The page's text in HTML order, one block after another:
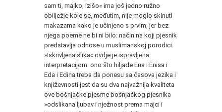
sam ti, majko, izišo« ima još jedno ružno
obilježje koje se, međutim, nije moglo skinuti
makazama kako je učinjeno s prvim, jer bez
njega poeme ne bi ni bilo: način na koji pjesnik
predstavlja odnose u muslimanskoj porodici.
»Iskrivljena slika« ovdje je ispravljena
interpretacijom: ono što hiljade Ena i Enisa i
Eda i Edina treba da ponesu sa časova jezika i
književnosti jest da su dva najvažnija kvaliteta
ove bošnjačke pjesme bošnjačkog pjesnika
»odslikana ljubav i nježnost prema majci i